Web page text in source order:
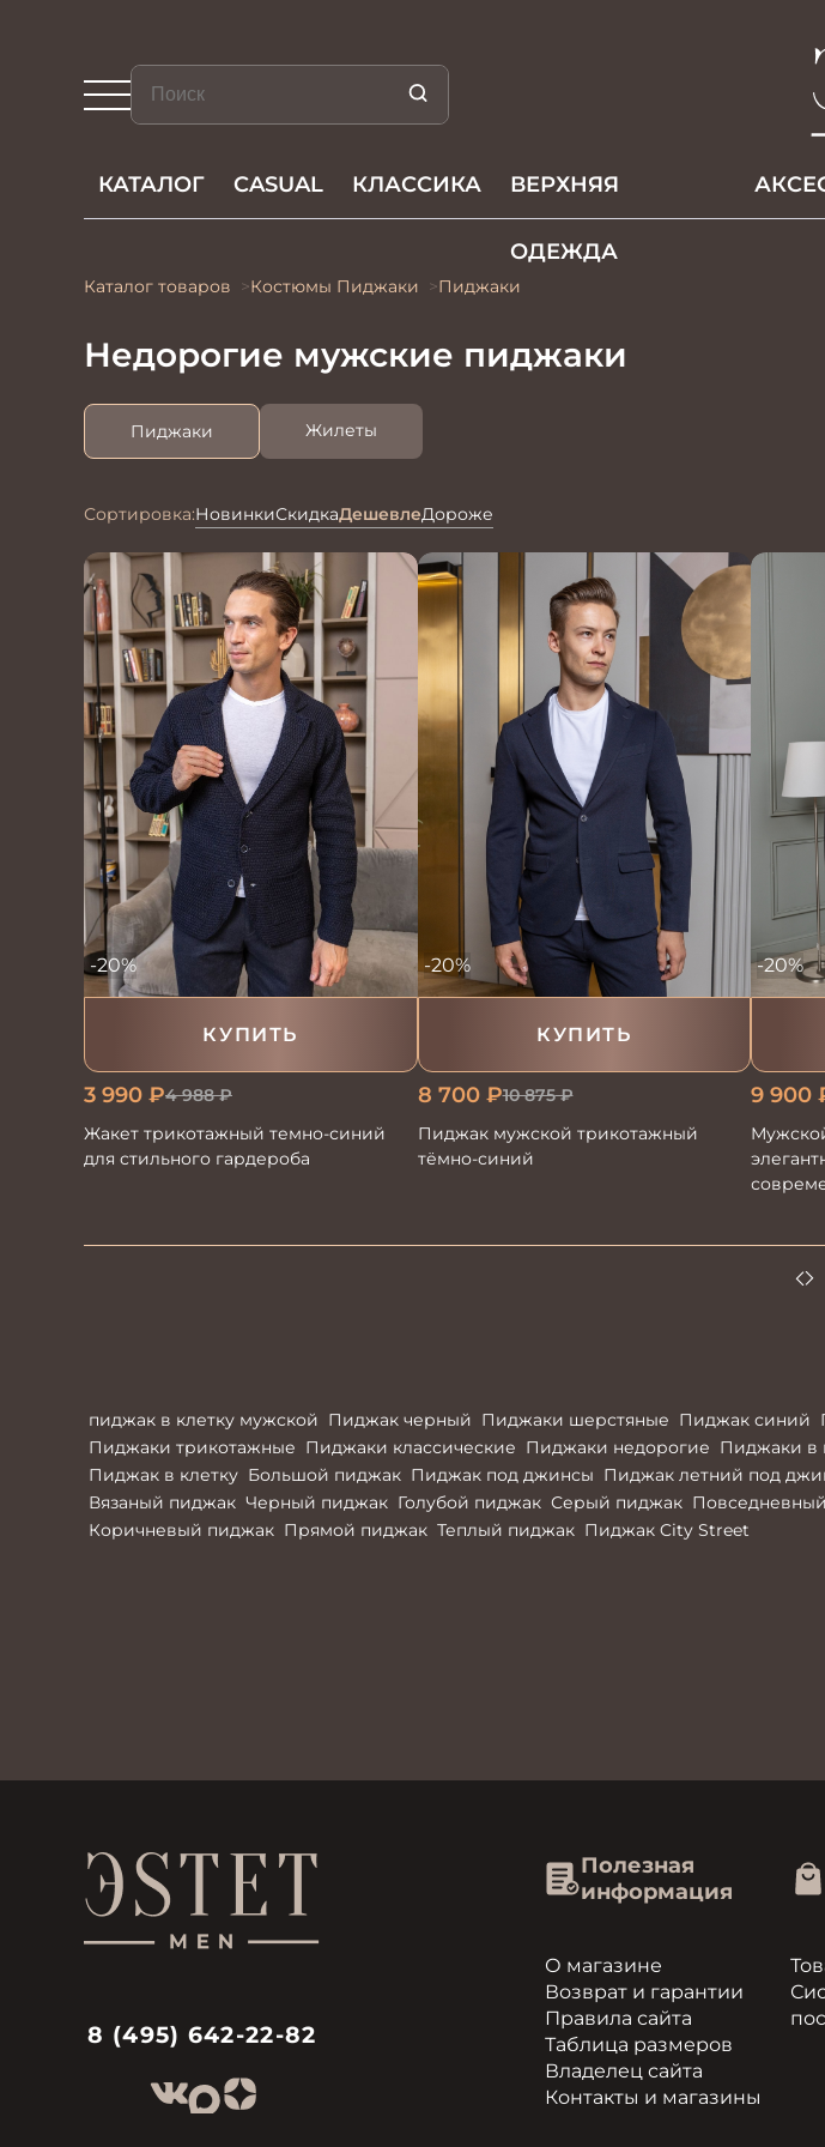
КАТАЛОГ CASUAL КЛАССИКА ВЕРХНЯЯ
ОДЕЖДА
Каталог товаров Костюмы Пиджаки Пиджаки
Недорогие мужские пиджаки
Пиджаки Жилеты
Сортировка:НовинкиСкидкаДешевлеДороже
КУПИТЬ
-20%
3 990 ₽4 988₽
Жакет трикотажный темно-синий
для стильного гардероба
КУПИТЬ
-20%
8 700₽10 875₽
Пиджак мужской трикотажный
тёмно-синий
-20%
9 900
пиджак в клетку мужской Пиджак черный Пиджаки шерстяные Пиджак синий
Пиджаки трикотажные Пиджаки классические Пиджаки недорогие Пиджаки в
Пиджак в клетку Большой пиджак Пиджак под джинсы Пиджак летний под
Вязаный пиджак Черный пиджак Голубой пиджак Серый пиджак
Коричневый пиджак Прямой пиджак Теплый пиджак Пиджак City Street
8 (495) 642-22-82
Полезная
информация
О магазине
Возврат и гарантии
Правила сайта
Таблица размеров
Владелец сайта
Контакты и магазины